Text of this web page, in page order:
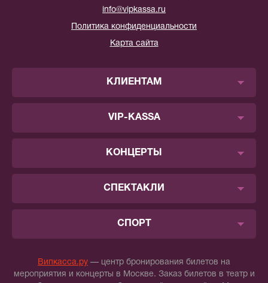
info@vipkassa.ru
Политика конфиденциальности
Карта сайта
КЛИЕНТАМ
VIP-KASSA
КОНЦЕРТЫ
СПЕКТАКЛИ
СПОРТ
Випкасса.ру — центр бронирования билетов на
мероприятия и концерты в Москве. Заказ билетов в театр и